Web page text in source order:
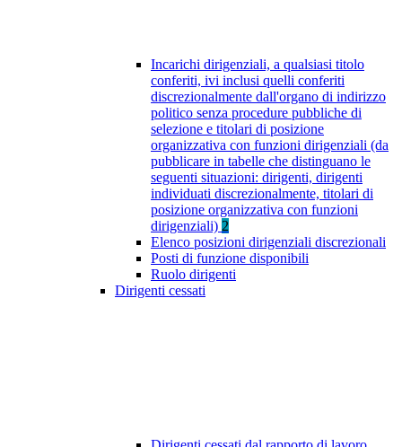
Incarichi dirigenziali, a qualsiasi titolo
conferiti, ivi inclusi quelli conferiti
discrezionalmente dall'organo di indirizzo
politico senza procedure pubbliche di
selezione e titolari di posizione
organizzativa con funzioni dirigenziali (da
pubblicare in tabelle che distinguano le
seguenti situazioni: dirigenti, dirigenti
individuati discrezionalmente, titolari di
posizione organizzativa con funzioni
dirigenziali) 2
Elenco posizioni dirigenziali discrezionali
Posti di funzione disponibili
Ruolo dirigenti
Dirigenti cessati